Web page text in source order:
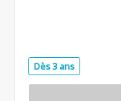
Dès 3 ans